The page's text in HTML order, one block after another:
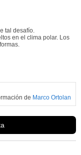
tal desafío.
en el clima polar. Los
de Marco Ortolan